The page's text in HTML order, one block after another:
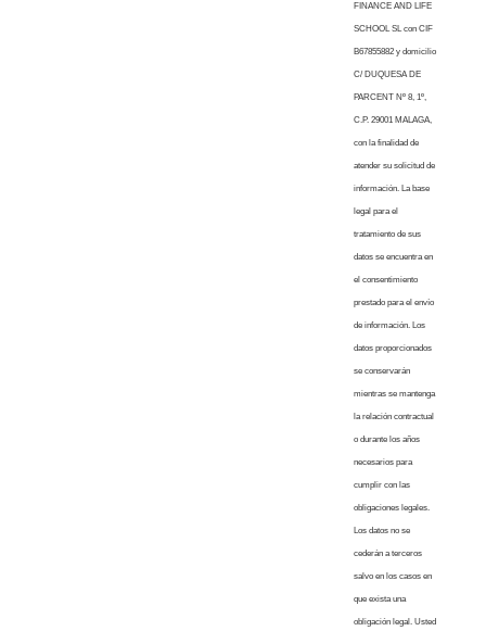
FINANCE AND LIFE
SCHOOL SL con CIF
B67855882 y domicilio
C/ DUQUESA DE
PARCENT Nº 8, 1º,
C.P. 29001 MALAGA,
con la finalidad de
atender su solicitud de
información. La base
legal para el
tratamiento de sus
datos se encuentra en
el consentimiento
prestado para el envío
de información. Los
datos proporcionados
se conservarán
mientras se mantenga
la relación contractual
o durante los años
necesarios para
cumplir con las
obligaciones legales.
Los datos no se
cederán a terceros
salvo en los casos en
que exista una
obligación legal. Usted